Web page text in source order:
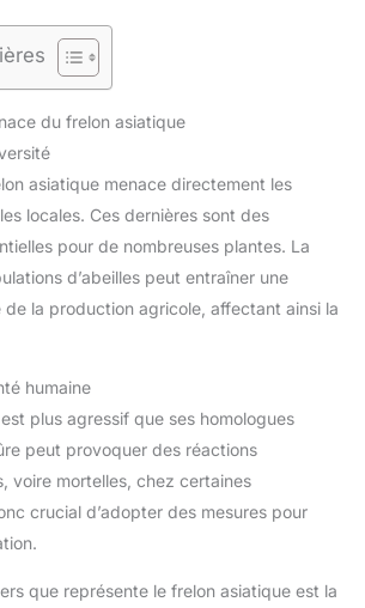
du frelon asiatique
asiatique menace directement les
locales. Ces dernières sont des
pour de nombreuses plantes. La
d’abeilles peut entraîner une
la production agricole, affectant ainsi la
humaine
plus agressif que ses homologues
peut provoquer des réactions
voire mortelles, chez certaines
crucial d’adopter des mesures pour
que représente le frelon asiatique est la